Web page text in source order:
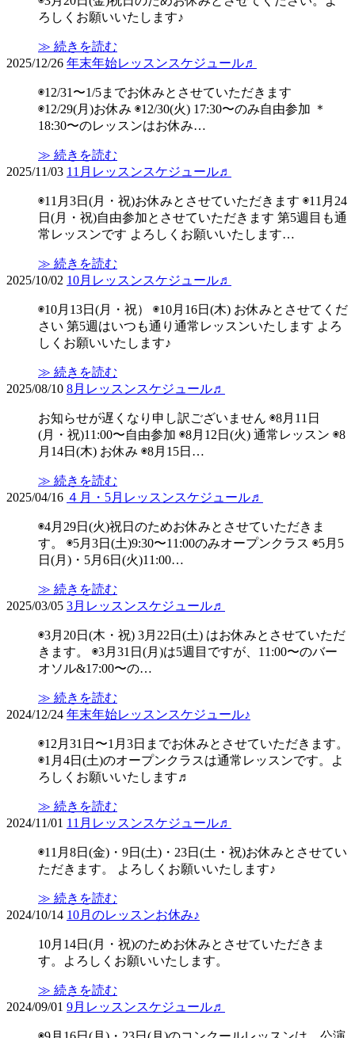
ろしくお願いいたします♪
≫ 続きを読む
2025/12/26 年末年始レッスンスケジュール♬
◉12/31〜1/5までお休みとさせていただきます
◉12/29(月)お休み ◉12/30(火) 17:30〜のみ自由参加 ＊
18:30〜のレッスンはお休み…
≫ 続きを読む
2025/11/03 11月レッスンスケジュール♬
◉11月3日(月・祝)お休みとさせていただきます ◉11月24
日(月・祝)自由参加とさせていただきます 第5週目も通
常レッスンです よろしくお願いいたします…
≫ 続きを読む
2025/10/02 10月レッスンスケジュール♬
◉10月13日(月・祝） ◉10月16日(木) お休みとさせてくだ
さい 第5週はいつも通り通常レッスンいたします よろ
しくお願いいたします♪
≫ 続きを読む
2025/08/10 8月レッスンスケジュール♬
お知らせが遅くなり申し訳ございません ◉8月11日
(月・祝)11:00〜自由参加 ◉8月12日(火) 通常レッスン ◉8
月14日(木) お休み ◉8月15日…
≫ 続きを読む
2025/04/16 ４月・5月レッスンスケジュール♬
◉4月29日(火)祝日のためお休みとさせていただきま
す。 ◉5月3日(土)9:30〜11:00のみオープンクラス ◉5月5
日(月)・5月6日(火)11:00…
≫ 続きを読む
2025/03/05 3月レッスンスケジュール♬
◉3月20日(木・祝) 3月22日(土) はお休みとさせていただ
きます。 ◉3月31日(月)は5週目ですが、11:00〜のバー
オソル&17:00〜の…
≫ 続きを読む
2024/12/24 年末年始レッスンスケジュール♪
◉12月31日〜1月3日までお休みとさせていただきます。
◉1月4日(土)のオープンクラスは通常レッスンです。よ
ろしくお願いいたします♬
≫ 続きを読む
2024/11/01 11月レッスンスケジュール♬
◉11月8日(金)・9日(土)・23日(土・祝)お休みとさせてい
ただきます。 よろしくお願いいたします♪
≫ 続きを読む
2024/10/14 10月のレッスンお休み♪
10月14日(月・祝)のためお休みとさせていただきま
す。よろしくお願いいたします。
≫ 続きを読む
2024/09/01 9月レッスンスケジュール♬